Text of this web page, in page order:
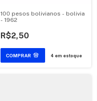
100 pesos bolivianos - bolivia
- 1962
R$2,50
4 em estoque